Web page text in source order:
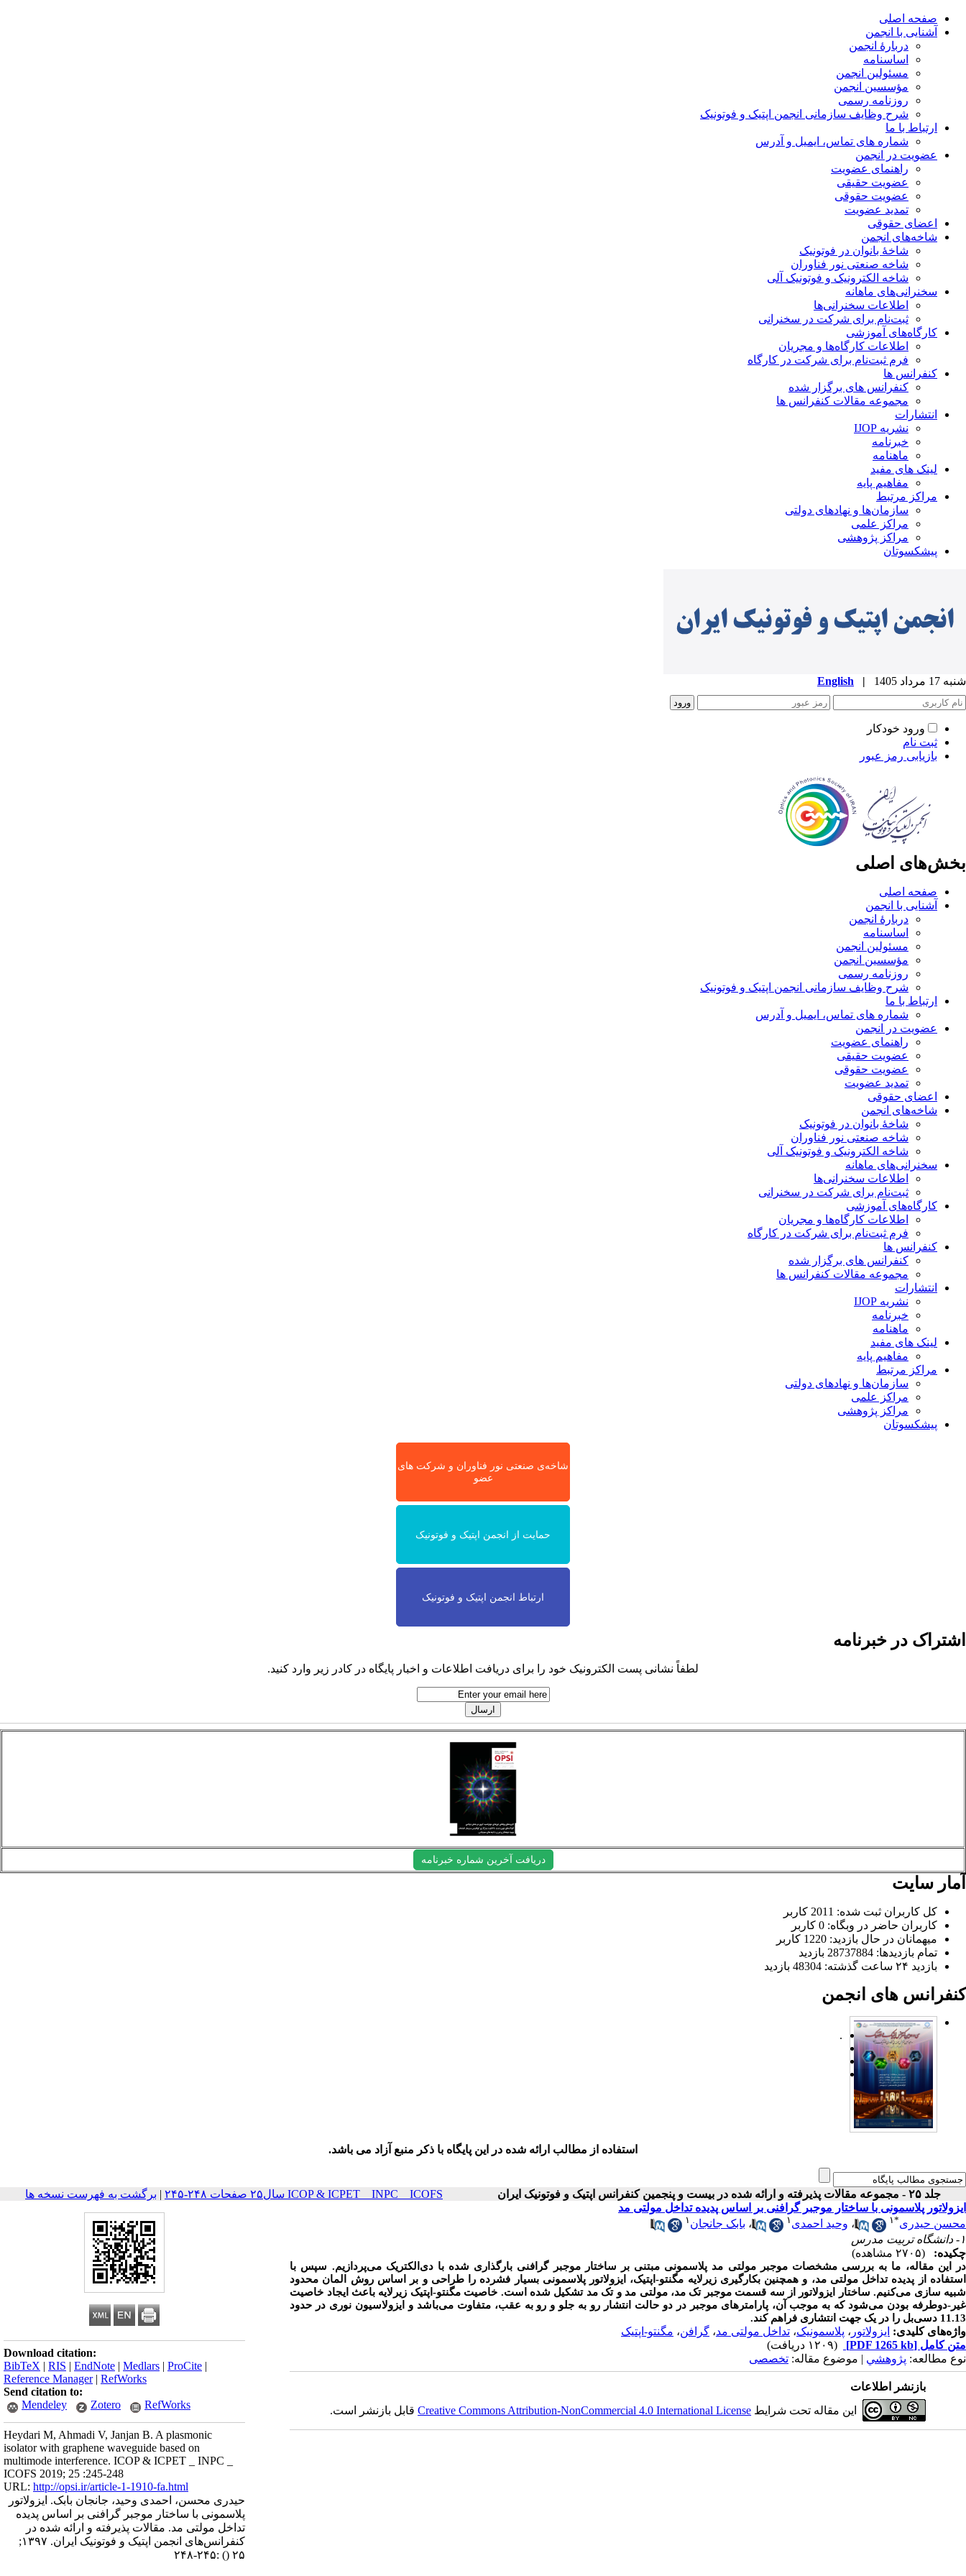
صفحه اصلی
آشنایی با انجمن
دربارۀ انجمن
اساسنامه
مسئولین انجمن
مؤسسین انجمن
روزنامه رسمی
شرح وظایف سازمانی انجمن اپتیک و فوتونیک
ارتباط با ما
شماره های تماس، ایمیل و آدرس
عضویت در انجمن
راهنمای عضویت
عضویت حقیقی
عضویت حقوقی
تمدید عضویت
اعضای حقوقی
شاخه‌های انجمن
شاخۀ بانوان در فوتونیک
شاخه صنعتی نور فناوران
شاخه‌ الکترونیک و فوتونیک آلی
سخنرانی‌های ماهانه
اطلاعات سخنرانی‌‌ها
ثبت‌نام برای شرکت در سخنرانی
کارگاه‌های آموزشی
اطلاعات کارگاه‌ها و مجریان
فرم ثبت‌نام برای شرکت در کارگاه
کنفرانس ها
کنفرانس های برگزار شده
مجموعه مقالات کنفرانس ها
انتشارات
نشریه IJOP
خبرنامه
ماهنامه
لینک های مفید
مفاهیم پایه
مراکز مرتبط
سازمان‌ها و نهادهای دولتی
مراکز علمی
مراکز پژوهشی
پیشکسوتان
شنبه 17 مرداد 1405 |
English
ورود خودکار
ثبت نام
بازیابی رمز عبور
بخش‌های اصلی
صفحه اصلی
آشنایی با انجمن
دربارۀ انجمن
اساسنامه
مسئولین انجمن
مؤسسین انجمن
روزنامه رسمی
شرح وظایف سازمانی انجمن اپتیک و فوتونیک
ارتباط با ما
شماره های تماس، ایمیل و آدرس
عضویت در انجمن
راهنمای عضویت
عضویت حقیقی
عضویت حقوقی
تمدید عضویت
اعضای حقوقی
شاخه‌های انجمن
شاخۀ بانوان در فوتونیک
شاخه صنعتی نور فناوران
شاخه‌ الکترونیک و فوتونیک آلی
سخنرانی‌های ماهانه
اطلاعات سخنرانی‌‌ها
ثبت‌نام برای شرکت در سخنرانی
کارگاه‌های آموزشی
اطلاعات کارگاه‌ها و مجریان
فرم ثبت‌نام برای شرکت در کارگاه
کنفرانس ها
کنفرانس های برگزار شده
مجموعه مقالات کنفرانس ها
انتشارات
نشریه IJOP
خبرنامه
ماهنامه
لینک های مفید
مفاهیم پایه
مراکز مرتبط
سازمان‌ها و نهادهای دولتی
مراکز علمی
مراکز پژوهشی
پیشکسوتان
شاخه‌ی صنعتی نور فناوران و شرکت های
عضو
حمایت از انجمن اپتیک و فوتونیک
ارتباط انجمن اپتیک و فوتونیک
اشتراک در خبرنامه
لطفاً نشانی پست الکترونیک خود را برای دریافت اطلاعات و اخبار پایگاه در کادر زیر وارد کنید.
دریافت آخرین شماره خبرنامه
آمار سایت
کل کاربران ثبت شده: 2011 کاربر
کاربران حاضر در وبگاه: 0 کاربر
میهمانان در حال بازدید: 1220 کاربر
تمام بازدید‌ها: 28737884 بازدید
بازدید ۲۴ ساعت گذشته: 48304 بازدید
کنفرانس های انجمن
.
استفاده از مطالب ارائه شده در این پایگاه با ذکر منبع آزاد می باشد.
جلد ۲۵ - مجموعه مقالات پذیرفته و ارائه شده در بیست و پنجمین کنفرانس اپتیک و فوتونیک ایران ICOP & ICPET _ INPC _ ICOFS سال۲۵ صفحات ۲۴۸-۲۴۵ | برگشت به فهرست نسخه ها
Download citation:
BibTeX | RIS | EndNote | Medlars | ProCite |
Reference Manager| RefWorks
Send citation to:
Mendeley
Zotero RefWorks
Heydari M, Ahmadi V, Janjan B. A plasmonic
isolator with graphene waveguide based on
multimode interference. ICOP & ICPET _ INPC _
ICOFS 2019; 25 :245-248
URL: http://opsi.ir/article-1-1910-fa.html
حیدری محسن، احمدی وحید، جانجان بابک. ایزولاتور
پلاسمونی با ساختار موجبر گرافنی بر اساس پدیده
تداخل مولتی مد. مقالات پذیرفته و ارائه شده در
کنفرانس‌های انجمن اپتیک و فوتونیک ایران. ۱۳۹۷;
۲۵ () :۲۴۵-۲۴۸
ایزولاتور پلاسمونی با ساختار موجبر گرافنی بر اساس پدیده تداخل مولتی مد
محسن حیدری*۱ ، وحید احمدی ۱ ، بابک جانجان ۱
۱- دانشگاه تربیت مدرس
چکیده:
(۲۷۰۵ مشاهده)
در این مقاله، ما به بررسی مشخصات موجبر مولتی مد پلاسمونی مبتنی بر ساختار موجبر گرافنی بارگذاری شده با دی‌الکتریک می‌پردازیم. سپس با
استفاده از پدیده تداخل مولتی مد، و همچنین بکارگیری زیرلایه مگنتو-اپتیک، ایزولاتور پلاسمونی بسیار فشرده را طراحی و بر اساس روش المان محدود
شبیه سازی می‌کنیم. ساختار ایزولاتور از سه قسمت موجبر تک مد، مولتی مد و تک مد تشکیل شده است. خاصیت مگنتو-اپتیک زیرلایه باعث ایجاد خاصیت
غیر-دوطرفه بودن می‌شود که به موجب آن، پارامترهای موجبر در دو حالت انتشار رو به جلو و رو به عقب، متفاوت می‌باشد و ایزولاسیون نوری در حدود
11.13 دسی‌بل را در یک جهت انتشاری فراهم کند.
واژه‌های کلیدی: ایزولاتور ، پلاسمونیک، تداخل مولتی مد، گرافن، مگنتو-اپتیک
متن کامل [PDF 1265 kb]
(۱۲۰۹ دریافت)
نوع مطالعه: پژوهشي | موضوع مقاله: تخصصی
بازنشر اطلاعات
این مقاله تحت شرایط Creative Commons Attribution-NonCommercial 4.0 International Licenseقابل بازنشر است.